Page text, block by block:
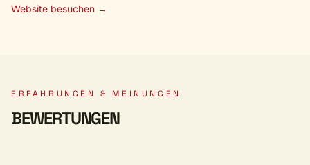
Website besuchen →
ERFAHRUNGEN & MEINUNGEN
BEWERTUNGEN